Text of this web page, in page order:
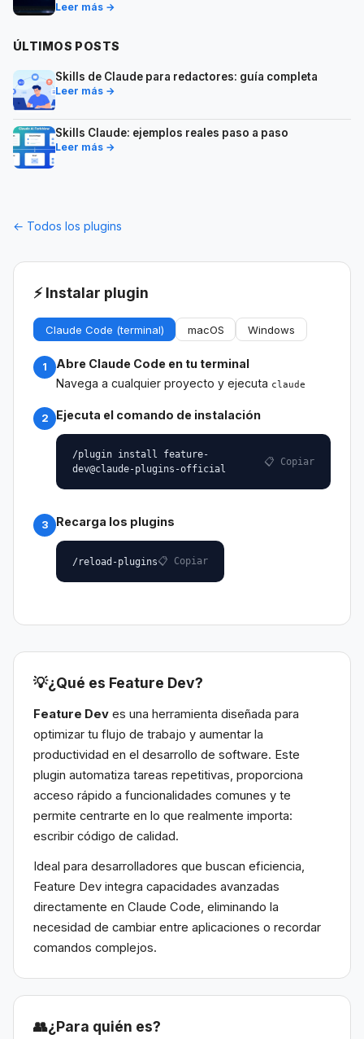
Leer más →
ÚLTIMOS POSTS
Skills de Claude para redactores: guía completa
Leer más →
Skills Claude: ejemplos reales paso a paso
Leer más →
← Todos los plugins
⚡ Instalar plugin
Claude Code (terminal) macOS Windows
1
Abre Claude Code en tu terminal
Navega a cualquier proyecto y ejecuta claude
2 Ejecuta el comando de instalación
/plugin install feature-
dev@claude-plugins-official
📋 Copiar
3 Recarga los plugins
/reload-plugins📋 Copiar
💡¿Qué es Feature Dev?
Feature Dev es una herramienta diseñada para
optimizar tu flujo de trabajo y aumentar la
productividad en el desarrollo de software. Este
plugin automatiza tareas repetitivas, proporciona
acceso rápido a funcionalidades comunes y te
permite centrarte en lo que realmente importa:
escribir código de calidad.
Ideal para desarrolladores que buscan eficiencia,
Feature Dev integra capacidades avanzadas
directamente en Claude Code, eliminando la
necesidad de cambiar entre aplicaciones o recordar
comandos complejos.
👥¿Para quién es?